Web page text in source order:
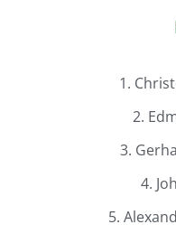
1.
2.
3.
4.
5.